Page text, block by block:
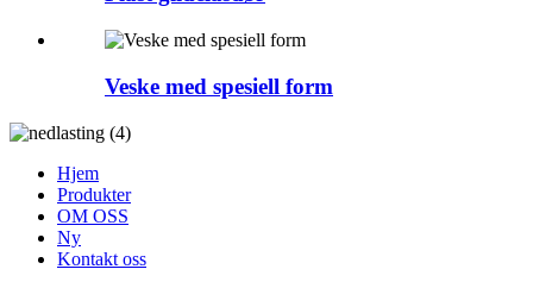
Veske med spesiell form
Hjem
Produkter
OM OSS
Ny
Kontakt oss